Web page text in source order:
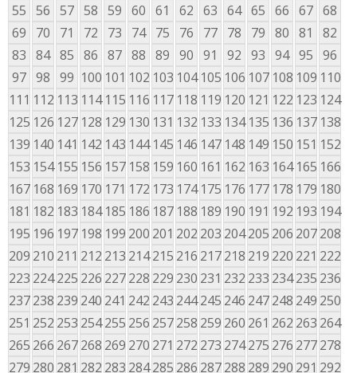
55 56 57 58 59 60 61 62 63 64 65 66 67 68
69
70 71 72 73 74 75 76 77 78 79 80 81
82
83 84 85 86 87 88 89 90 91 92 93 94 95 96
97 98 99 100 101 102 103 104 105 106 107 108 109 110
111 112 113 114 115 116 117 118 119 120 121 122 123 124
125 126 127 128 129 130 131 132 133 134 135 136 137 138
139 140 141 142 143 144 145 146 147 148 149 150 151 152
153 154 155 156 157 158 159 160 161 162 163 164 165 166
167 168 169 170 171 172 173 174 175 176 177 178 179 180
181 182 183 184 185 186 187 188 189 190 191 192 193 194
195 196 197 198 199 200 201 202 203 204205 206 207208
209 210 211 212 213 214215 216 217218 219 220 221 222
223 224225 226 227228 229 230 231 232 233 234235 236
237238 239 240 241 242 243 244245 246 247248 249 250
251 252 253 254255 256 257258 259 260 261 262 263 264
265 266 267268 269 270 271 272 273 274275 276 277278
279 280 281 282 283 284285 286 287288 289 290 291 292